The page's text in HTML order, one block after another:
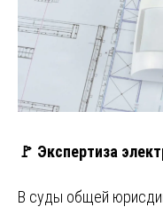
🚩 Экспертиза
В суды общей